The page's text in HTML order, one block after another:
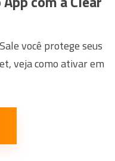
você protege seus
veja como ativar em